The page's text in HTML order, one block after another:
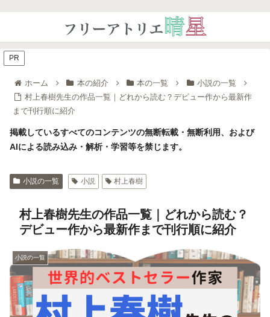
PR
ホーム 本の紹介 本の一覧
小説の一覧
村上春樹先生の作品一覧｜どれから読む？デビュー作から最新作
まで刊行順に紹介
掲載しているすべてのコンテンツの無断転載・無断利用、および
AIによる読み込み・解析・学習等を禁じます。
小説の一覧 小説 村上春樹
村上春樹先生の作品一覧｜どれから読む？
デビュー作から最新作まで刊行順に紹介
小説の一覧